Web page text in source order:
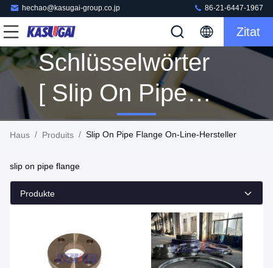
hechao@kasugai-group.co.jp 86-21-6447-1967
Zitat
Schlüsselwörter
[ Slip On Pipe
Flange ]
53 Produits
Haus / Produits / Slip On Pipe Flange On-Line-Hersteller
slip on pipe flange
Produkte